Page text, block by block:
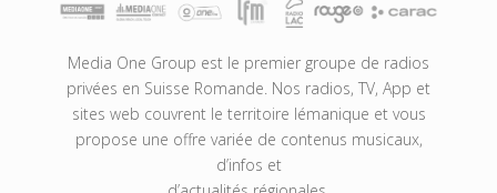
Media One Group est le premier groupe de radios
privées en Suisse Romande. Nos radios, TV, App et
sites web couvrent le territoire lémanique et vous
propose une offre variée de contenus musicaux,
d’infos et